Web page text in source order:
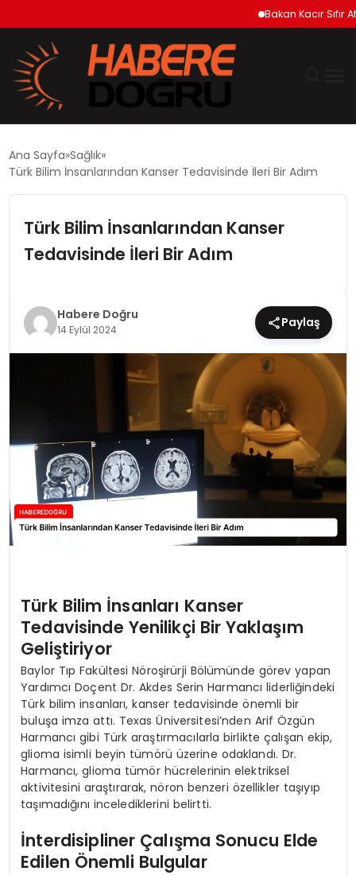
Bakan Kacır Sıfır
SİYASET
TEKNOLOJİ
SPOR
MAGAZİN
SAĞLIK
YAŞAM
Ana Sayfa Sağlık
Türk Bilim İnsanlarından Kanser Tedavisinde İleri Bir Adım
Türk Bilim İnsanlarından Kanser
Tedavisinde İleri Bir Adım
Habere Doğru
14 Eylül 2024 Paylaş
Türk Bilim İnsanları Kanser
Tedavisinde Yenilikçi Bir Yaklaşım
Geliştiriyor
Baylor Tıp Fakültesi Nöroşirürji Bölümünde görev yapan
Yardımcı Doçent Dr. Akdes Serin Harmancı liderliğindeki
Türk bilim insanları, kanser tedavisinde önemli bir
buluşa imza attı. Texas Üniversitesi’nden Arif Özgün
Harmancı gibi Türk araştırmacılarla birlikte çalışan ekip,
glioma isimli beyin tümörü üzerine odaklandı. Dr.
Harmancı, glioma tümör hücrelerinin elektriksel
aktivitesini araştırarak, nöron benzeri özellikler taşıyıp
taşımadığını incelediklerini belirtti.
İnterdisipliner Çalışma Sonucu Elde
Edilen Önemli Bulgular